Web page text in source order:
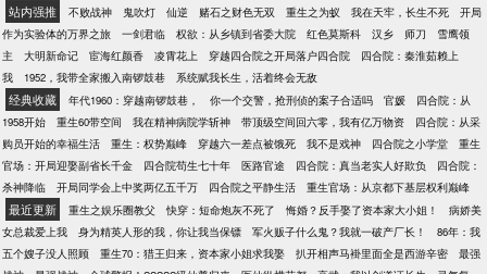
站内强推 不败战神 鬼吹灯 仙逆 赌石之财色无双 重生之为蚁 我在天牢，长生不死
开局
作为实验体的万界之旅
一剑君临 权欲：从乡镇到省委大院 红色莫斯科 汉乡 师刀
雪鹰领
主
大明新命记 宦海红颜香 凌霄花上 穿越四合院之开局落户四合院
四合院：秦淮茹赖上
我
1952，我带全家搬入南锣鼓巷 系统赋我长生，活着终会无敌
经典收藏 年代1960：穿越南锣鼓巷， 你一个交警，抢刑侦的案子合适吗 官媛
四合院：从
1958开始
重生60带空间 我在精神病院学斩神 带顶级空间回六零，我有亿万物资
四合院：从采
购员开始的幸福生活
重生：权势巅峰 穿越六一差点被饿死 我不是戏神 四合院之小学堂
重生
官场：开局迎娶副省长千金
四合院苟生七十年 医路官途 四合院：真当老实人好欺负
四合院：
杀神降临
开局同学会上中奖两亿五千万 四合院之平静生活 重生官场：从京都下基层权利巅峰
最近更新 重生之娱乐圈教父 快穿：短命炮灰不死了 悔婚？反手娶了资本家大小姐！
病娇美
女总裁爱上我
身为精英人形的我，你让我当保镖 军火贩子什么鬼？我就一破产厂长！
86年：我
五个嫂子没人照顾
重生70：猎王归来，资本家小姐求我娶 扒开相声马褂里面全是西游辛密
最强